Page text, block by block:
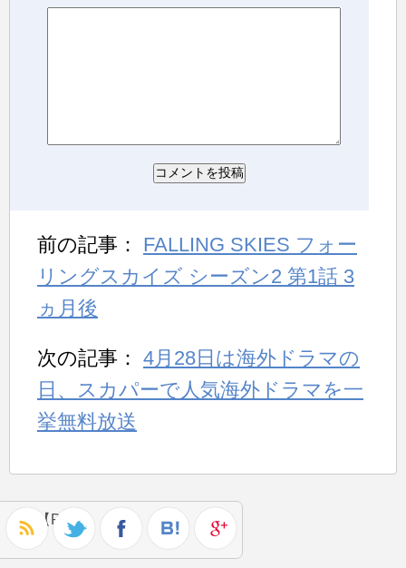
前の記事： FALLING SKIES フォー
リングスカイズ シーズン2 第1話 3
ヵ月後
次の記事： 4月28日は海外ドラマの
日、スカパーで人気海外ドラマを一
挙無料放送
【PR】